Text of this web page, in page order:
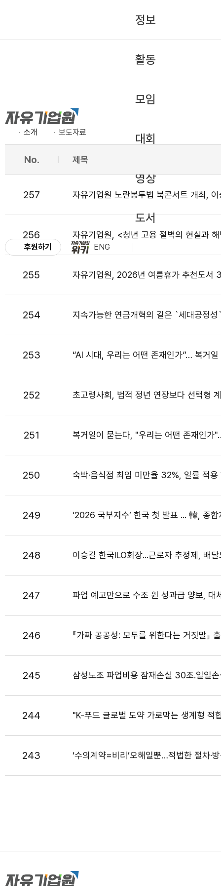
정보
활동
모임
대회
영상
도서
후원하기 ENG
소개 보도자료
No. 제목
257 자유기업원 노란봉투법 북콘서트 개최,
256 자유기업원, <청년 고용 절벽의 현실과
255 자유기업원, 2026년 여름휴가 추천도서
254 지속가능한 연금개혁의 길은 `세대공정
253 “AI 시대, 우리는 어떤 존재인가”… 복거일
252 초고령사회, 법적 정년 연장보다 선택형
251 복거일이 묻는다, "우리는 어떤 존재인가
250 숙박·음식점 최임 미만율 32%, 일률 적
249 ‘2026 국부지수’ 한국 첫 발표 ... 韓, 종
248 이승길 한국ILO회장...근로자 추정제, 배
247 파업 예고만으로 수조 원 성과급 양보, 대
246 『가짜 공공성: 모두를 위한다는 거짓말』
245 삼성노조 파업비용 잠재손실 30조․일일
244 "K-푸드 글로벌 도약 가로막는 생계형 적
243 ‘수의계약=비리’오해일뿐…적법한 절차·